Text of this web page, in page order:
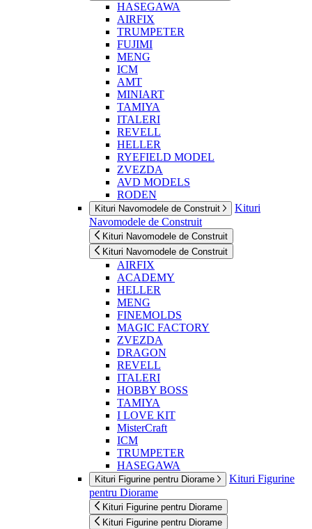
HASEGAWA
AIRFIX
TRUMPETER
FUJIMI
MENG
ICM
AMT
MINIART
TAMIYA
ITALERI
REVELL
HELLER
RYEFIELD MODEL
ZVEZDA
AVD MODELS
RODEN
Kituri Navomodele de Construit
Kituri
Navomodele de Construit
Kituri Navomodele de Construit
Kituri Navomodele de Construit
AIRFIX
ACADEMY
HELLER
MENG
FINEMOLDS
MAGIC FACTORY
ZVEZDA
DRAGON
REVELL
ITALERI
HOBBY BOSS
TAMIYA
I LOVE KIT
MisterCraft
ICM
TRUMPETER
HASEGAWA
Kituri Figurine pentru Diorame
Kituri Figurine
pentru Diorame
Kituri Figurine pentru Diorame
Kituri Figurine pentru Diorame